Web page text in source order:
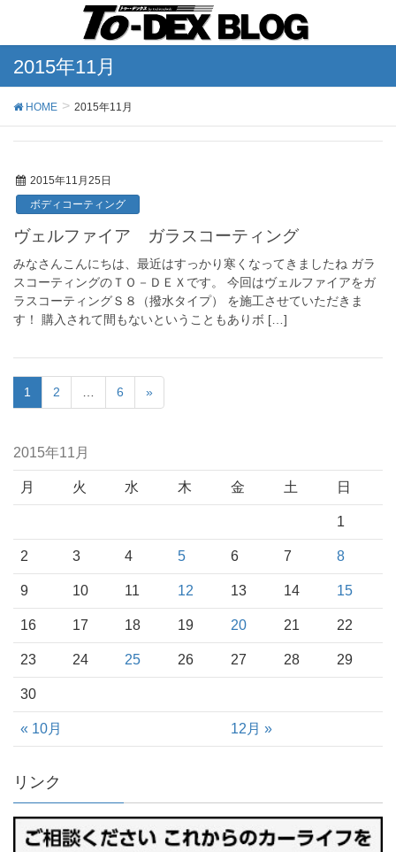
2015年11月
HOME 2015年11月
2015年11月25日
ボディコーティング
ヴェルファイア ガラスコーティング
みなさんこんにちは、最近はすっかり寒くなってきましたね ガラ
スコーティングのＴＯ－ＤＥＸです。 今回はヴェルファイアをガ
ラスコーティングＳ８（撥水タイプ） を施工させていただきま
す！ 購入されて間もないということもありボ […]
1 2 6 »
2015年11月
月 火 水 木 金 土 日
« 10月 12月 »
1
2 3 4 5 6 7 8
9 10 11 12 13 14 15
16 17 18 19 20 21 22
23 24 25 26 27 28 29
30
リンク